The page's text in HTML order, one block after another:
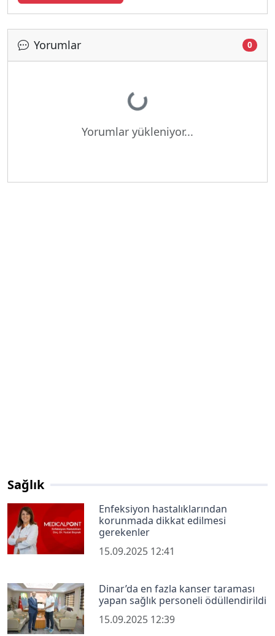
Yorumlar 0
Yükleniyor...
Yorumlar yükleniyor...
Sağlık
Enfeksiyon hastalıklarından
korunmada dikkat edilmesi
gerekenler
15.09.2025 12:41
Dinar’da en fazla kanser taraması
yapan sağlık personeli ödüllendirildi
15.09.2025 12:39